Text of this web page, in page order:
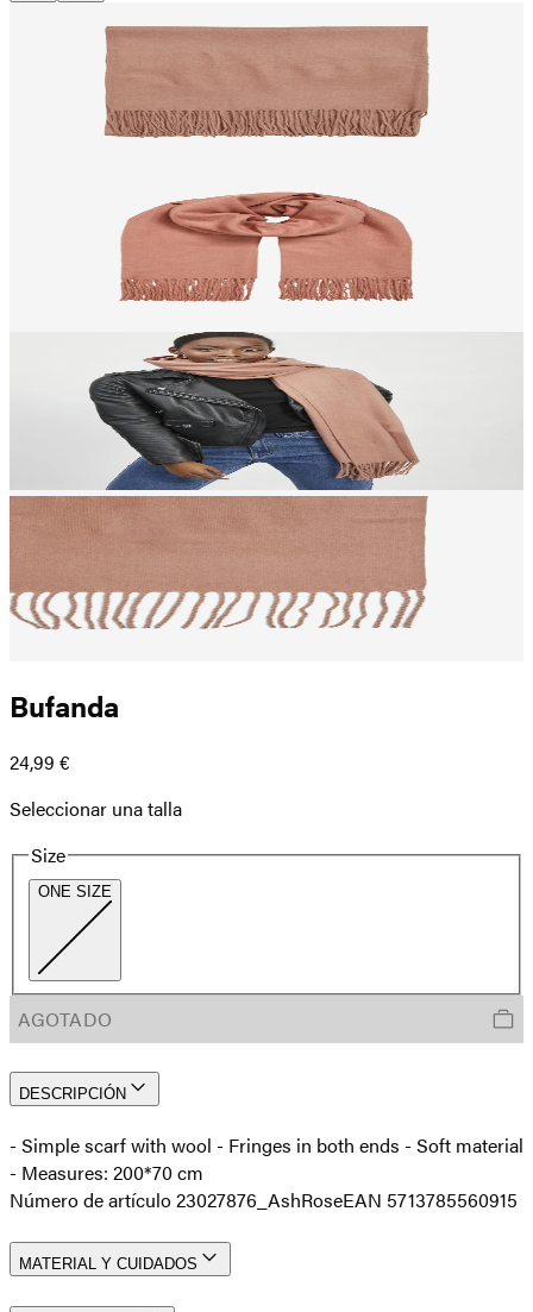
Bufanda
24,99 €
Seleccionar una talla
Size
ONE SIZE
AGOTADO
DESCRIPCIÓN
- Simple scarf with wool - Fringes in both ends - Soft material
- Measures: 200*70 cm
Número de artículo 23027876_AshRoseEAN 5713785560915
MATERIAL Y CUIDADOS